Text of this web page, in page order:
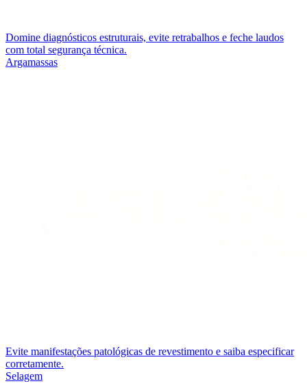
Domine diagnósticos estruturais, evite retrabalhos e feche laudos
com total segurança técnica.
Argamassas
Evite manifestações patológicas de revestimento e saiba especificar
corretamente.
Selagem